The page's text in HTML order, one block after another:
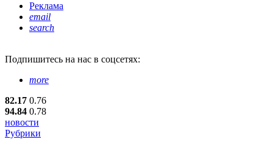
Реклама
email
search
Подпишитесь на нас в соцсетях:
more
82.17 0.76
94.84 0.78
новости
Рубрики